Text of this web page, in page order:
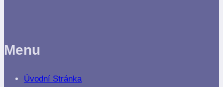
Menu
Úvodní Stránka